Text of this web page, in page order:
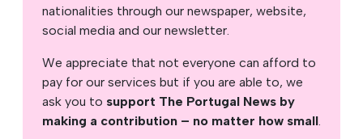
nationalities through our newspaper, website,
social media and our newsletter.
We appreciate that not everyone can afford to
pay for our services but if you are able to, we
ask you to support The Portugal News by
making a contribution – no matter how small.